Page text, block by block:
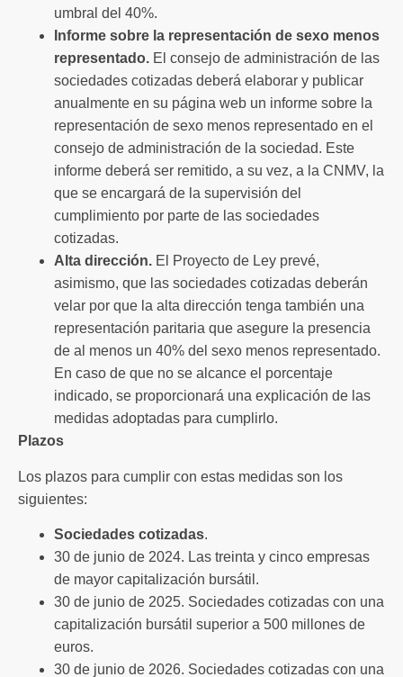
umbral del 40%.
Informe sobre la representación de sexo menos
representado. El consejo de administración de las
sociedades cotizadas deberá elaborar y publicar
anualmente en su página web un informe sobre la
representación de sexo menos representado en el
consejo de administración de la sociedad. Este
informe deberá ser remitido, a su vez, a la CNMV, la
que se encargará de la supervisión del
cumplimiento por parte de las sociedades
cotizadas.
Alta dirección. El Proyecto de Ley prevé,
asimismo, que las sociedades cotizadas deberán
velar por que la alta dirección tenga también una
representación paritaria que asegure la presencia
de al menos un 40% del sexo menos representado.
En caso de que no se alcance el porcentaje
indicado, se proporcionará una explicación de las
medidas adoptadas para cumplirlo.
Plazos
Los plazos para cumplir con estas medidas son los
siguientes:
Sociedades cotizadas.
30 de junio de 2024. Las treinta y cinco empresas
de mayor capitalización bursátil.
30 de junio de 2025. Sociedades cotizadas con una
capitalización bursátil superior a 500 millones de
euros.
30 de junio de 2026. Sociedades cotizadas con una